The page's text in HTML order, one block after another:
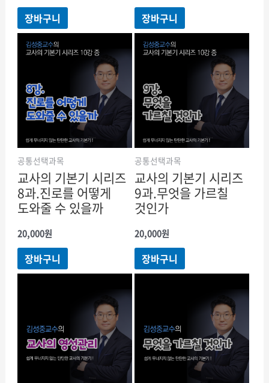
장바구니 장바구니
공통선택과목
교사의 기본기 시리즈
8과.진로를 어떻게
도와줄 수 있을까
20,000원
장바구니
공통선택과목
교사의 기본기 시리즈
9과.무엇을 가르칠
것인가
20,000원
장바구니